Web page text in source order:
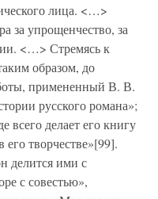
лица. <…>
за упрощенчество, за
<…> Стремясь к
образом, до
примененный В. В.
русского романа»;
всего делает его книгу
его творчестве»[99].
делится ими с
с совестью»,